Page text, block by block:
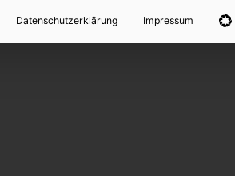
Datenschutzerklärung Impressum